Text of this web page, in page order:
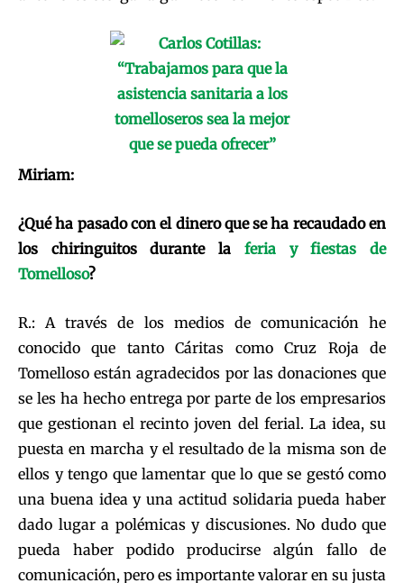
Miriam:
¿Qué ha pasado con el dinero que se ha recaudado en
los chiringuitos durante la feria y fiestas de
Tomelloso?
R.: A través de los medios de comunicación he
conocido que tanto Cáritas como Cruz Roja de
Tomelloso están agradecidos por las donaciones que
se les ha hecho entrega por parte de los empresarios
que gestionan el recinto joven del ferial. La idea, su
puesta en marcha y el resultado de la misma son de
ellos y tengo que lamentar que lo que se gestó como
una buena idea y una actitud solidaria pueda haber
dado lugar a polémicas y discusiones. No dudo que
pueda haber podido producirse algún fallo de
comunicación, pero es importante valorar en su justa